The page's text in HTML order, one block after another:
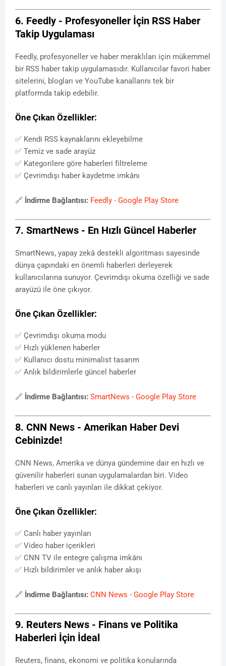
6. Feedly - Profesyoneller İçin RSS Haber
Takip Uygulaması
Feedly, profesyoneller ve haber meraklıları için mükemmel
bir RSS haber takip uygulamasıdır. Kullanıcılar favori haber
sitelerini, blogları ve YouTube kanallarını tek bir
platformda takip edebilir.
Öne Çıkan Özellikler:
✅ Kendi RSS kaynaklarını ekleyebilme
✅ Temiz ve sade arayüz
✅ Kategorilere göre haberleri filtreleme
✅ Çevrimdışı haber kaydetme imkânı
🔗 İndirme Bağlantısı: Feedly - Google Play Store
7. SmartNews - En Hızlı Güncel Haberler
SmartNews, yapay zekâ destekli algoritması sayesinde
dünya çapındaki en önemli haberleri derleyerek
kullanıcılarına sunuyor. Çevrimdışı okuma özelliği ve sade
arayüzü ile öne çıkıyor.
Öne Çıkan Özellikler:
✅ Çevrimdışı okuma modu
✅ Hızlı yüklenen haberler
✅ Kullanıcı dostu minimalist tasarım
✅ Anlık bildirimlerle güncel haberler
🔗 İndirme Bağlantısı: SmartNews - Google Play Store
8. CNN News - Amerikan Haber Devi
Cebinizde!
CNN News, Amerika ve dünya gündemine dair en hızlı ve
güvenilir haberleri sunan uygulamalardan biri. Video
haberleri ve canlı yayınları ile dikkat çekiyor.
Öne Çıkan Özellikler:
✅ Canlı haber yayınları
✅ Video haber içerikleri
✅ CNN TV ile entegre çalışma imkânı
✅ Hızlı bildirimler ve anlık haber akışı
🔗 İndirme Bağlantısı: CNN News - Google Play Store
9. Reuters News - Finans ve Politika
Haberleri İçin İdeal
Reuters, finans, ekonomi ve politika konularında